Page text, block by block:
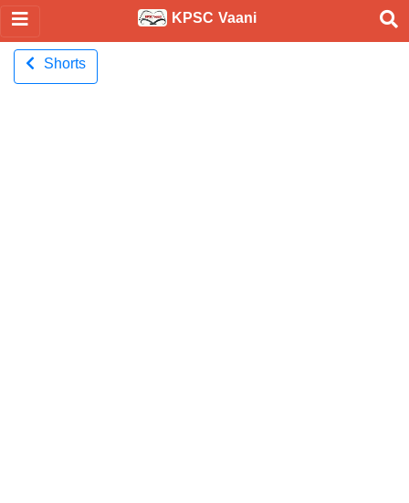
KPSC Vaani
Shorts